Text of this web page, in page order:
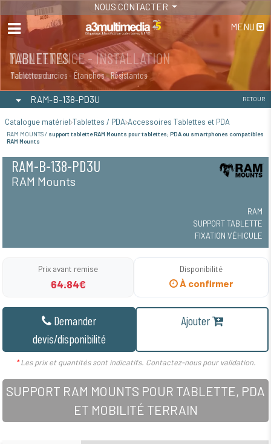
NOUS CONTACTER
MENU
MAINTENANCE - INSTALLATION
Maintenance
TABLETTES
Tablettes durcies - Étanches - Résistantes
RAM-B-138-PD3U RETOUR
Catalogue matériel Tablettes / PDA Accessoires Tablettes et PDA
RAM MOUNTS / support tablette RAM Mounts pour tablettes; PDA ou smartphones compatibles
RAM Mounts
RAM-B-138-PD3U
RAM Mounts
RAM
SUPPORT TABLETTE
FIXATION VÉHICULE
Prix avant remise
64.84€
Disponibilité
À confirmer
Demander
devis/disponibilité
Ajouter
*Les prix et quantités sont indicatifs. Contactez-nous pour validation.
SUPPORT RAM MOUNTS POUR TABLETTE, PDA
ET MOBILITÉ TERRAIN